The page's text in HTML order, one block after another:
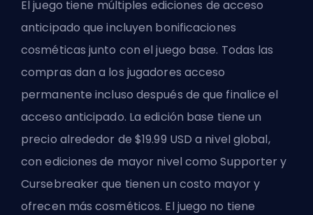
El juego tiene múltiples ediciones de acceso
anticipado que incluyen bonificaciones
cosméticas junto con el juego base. Todas las
compras dan a los jugadores acceso
permanente incluso después de que finalice el
acceso anticipado. La edición base tiene un
precio alrededor de $19.99 USD a nivel global,
con ediciones de mayor nivel como Supporter y
Cursebreaker que tienen un costo mayor y
ofrecen más cosméticos. El juego no tiene